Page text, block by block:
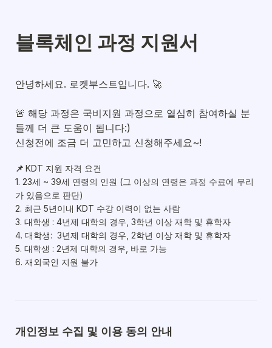
블록체인 과정 지원서
안녕하세요. 로켓부스트입니다. 🚀
🚨 해당 과정은 국비지원 과정으로 열심히 참여하실 분
들께 더 큰 도움이 됩니다:)
신청전에 조금 더 고민하고 신청해주세요~!
📌 KDT 지원 자격 요건
1. 23세 ~ 39세 연령의 인원 (그 이상의 연령은 과정 수료에 무리
가 있음으로 판단)
2. 최근 5년이내 KDT 수강 이력이 없는 사람
3. 대학생 : 4년제 대학의 경우, 3학년 이상 재학 및 휴학자
4. 대학생:  3년제 대학의 경우, 2학년 이상 재학 및 휴학자
5. 대학생 : 2년제 대학의 경우, 바로 가능
6. 재외국인 지원 불가
개인정보 수집 및 이용 동의 안내